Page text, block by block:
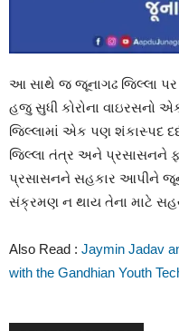
આ સાથે જ જૂનાગઢ જિલ્લા
હજુ સુધી કોરોના વાઇરસનો
જિલ્લામાં એક પણ શંકાસ્પદ
જિલ્લા તંત્ર અને
પ્રસાસનને સહકાર આપીને
સંક્રમણ ન થાય તેના માટે
Also Read : Jaymin Jadav
with the Gandhian Youth